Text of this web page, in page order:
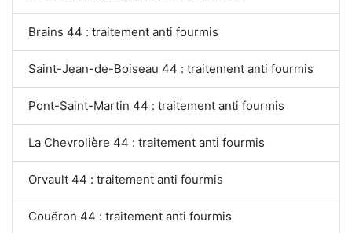
Brains 44 : traitement anti fourmis
Saint-Jean-de-Boiseau 44 : traitement anti fourmis
Pont-Saint-Martin 44 : traitement anti fourmis
La Chevrolière 44 : traitement anti fourmis
Orvault 44 : traitement anti fourmis
Couëron 44 : traitement anti fourmis